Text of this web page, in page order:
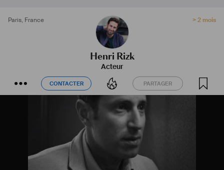
Paris, France > 2 mois
Henri Rizk
Acteur
CONTACTER PARTAGER
CONTACTER PARTAGER